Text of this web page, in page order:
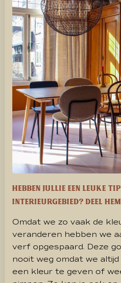
Hebben jullie een leuke
interieurgebied? Deel
Omdat we zo vaak de
veranderen hebben we
verf opgespaard. Deze
nooit weg omdat we
een kleur te geven of